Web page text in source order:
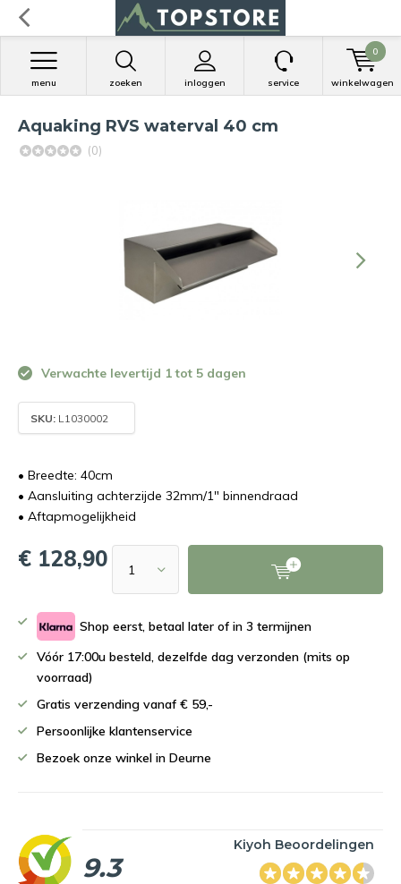
zoeken inloggen
menu service winkelwagen
0
Aquaking RVS waterval 40 cm
(0)
Verwachte levertijd 1 tot 5 dagen
SKU: L1030002
• Breedte: 40cm
• Aansluiting achterzijde 32mm/1" binnendraad
• Aftapmogelijkheid
€ 128,90
Shop eerst, betaal later of in 3 termijnen
Vóór 17:00u besteld, dezelfde dag verzonden (mits op
voorraad)
Gratis verzending vanaf € 59,-
Persoonlijke klantenservice
Bezoek onze winkel in Deurne
9.3
Kiyoh Beoordelingen